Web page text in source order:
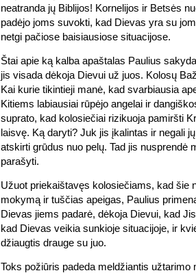
neatranda jų Biblijos! Kornelijos ir Betsės
padėjo joms suvokti, kad Dievas yra su
netgi pačiose baisiausiose situacijose.
Štai apie ką kalba apaštalas Paulius
jis visada dėkoja Dievui už juos. Kolosų
Kai kurie tikintieji manė, kad svarbiausia
Kitiems labiausiai rūpėjo angelai ir
suprato, kad kolosiečiai rizikuoja pamiršti
laisvę. Ką daryti? Juk jis įkalintas ir negali
atskirti grūdus nuo pelų. Tad jis nusprendė
parašyti.
Užuot priekaištavęs kolosiečiams, kad šie
mokymą ir tuščias apeigas, Paulius
Dievas jiems padarė, dėkoja Dievui, kad
kad Dievas veikia sunkioje situacijoje, ir
džiaugtis drauge su juo.
Toks požiūris padeda meldžiantis užtarimo